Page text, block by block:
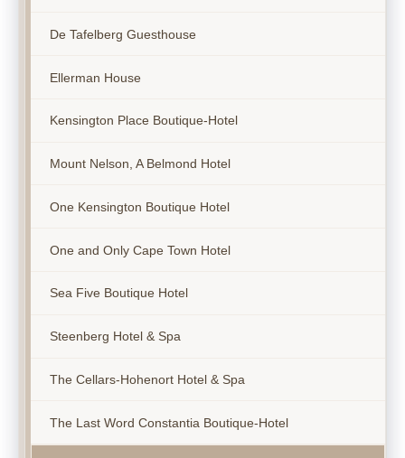
De Tafelberg Guesthouse
Ellerman House
Kensington Place Boutique-Hotel
Mount Nelson, A Belmond Hotel
One Kensington Boutique Hotel
One and Only Cape Town Hotel
Sea Five Boutique Hotel
Steenberg Hotel & Spa
The Cellars-Hohenort Hotel & Spa
The Last Word Constantia Boutique-Hotel